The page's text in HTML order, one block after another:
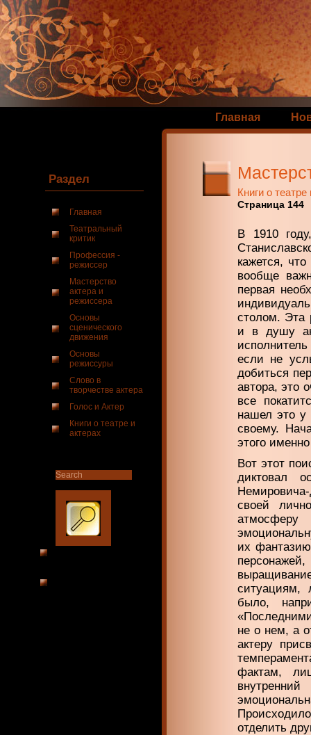
Главная
Раздел
Главная
Театральный
критик
Профессия -
режиссер
Мастерство
актера и
режиссера
Основы
сценического
движения
Основы
режиссуры
Слово в
творчестве актера
Голос и Актер
Книги о театре и
актерах
Книги о театре
Страница 144
В 1910
кажется,
вообще
первая
столом. Эта
и в душу
если не
добиться
автора, это
все
нашел это у
своему.
этого
Вот этот
диктовал
своей
атмосферу
их
ситуациям,
было,
не о нем, а
актеру
фактам,
отделить